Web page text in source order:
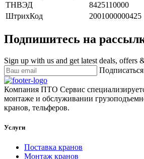
ТНВЭД
8425110000
ШтрихКод
2001000000425
Подпишитесь на
Sign up with us and get latest deals, offers
Подписаться
Компания ПТО Сервис
монтаже и обслуживании
кранов, тельферов.
Услуги
Поставка кранов
Монтаж кранов